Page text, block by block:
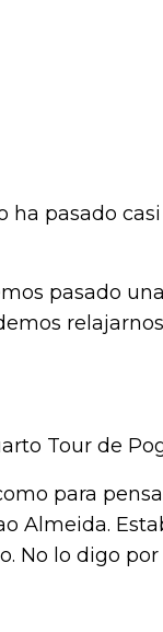
pasado
pasado
Tour de
para
Almeida.
No lo digo